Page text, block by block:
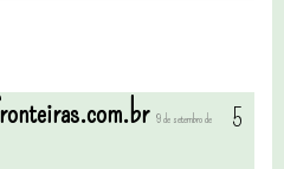
9 de setembro de